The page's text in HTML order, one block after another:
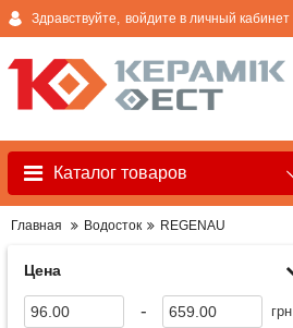
Здравствуйте, войдите в личный кабинет
Каталог товаров
Главная Водосток REGENAU
Цена
- грн